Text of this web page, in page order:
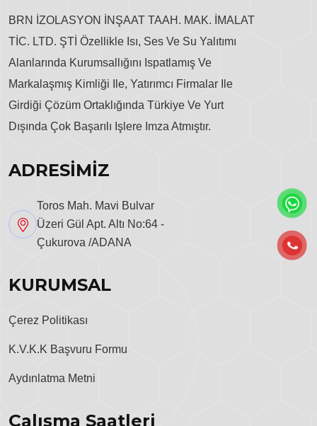
BRN İZOLASYON İNŞAAT TAAH. MAK. İMALAT
TİC. LTD. ŞTİ Özellikle Isı, Ses Ve Su Yalıtımı
Alanlarında Kurumsallığını Ispatlamış Ve
Markalaşmış Kimliği Ile, Yatırımcı Firmalar Ile
Girdiği Çözüm Ortaklığında Türkiye Ve Yurt
Dışında Çok Başarılı Işlere Imza Atmıştır.
ADRESİMİZ
Toros Mah. Mavi Bulvar
Üzeri Gül Apt. Altı No:64 -
Çukurova /ADANA
KURUMSAL
Çerez Politikası
K.V.K.K Başvuru Formu
Aydınlatma Metni
Çalışma Saatleri